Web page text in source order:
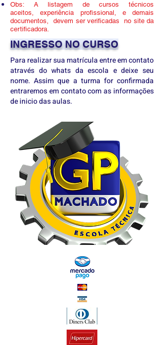
Obs: Alistagem de cursos técnicos
aceitos, experiência profissional, e demais
documentos, devem ser verificadas no site da
certificadora.
INGRESSO NO CURSO
Para realizar sua matrícula entre em contato
através do whats da escola e deixe seu
nome. Assim que a turma for confirmada
entraremos em contato com as informações
de inicio das aulas.